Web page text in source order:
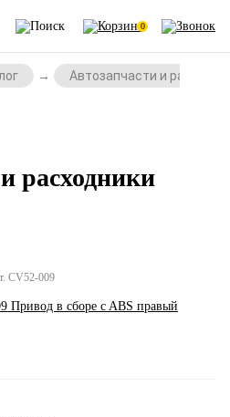
0
Автозапчасти и
расходники
CV52-009
Привод в сборе c ABS правый